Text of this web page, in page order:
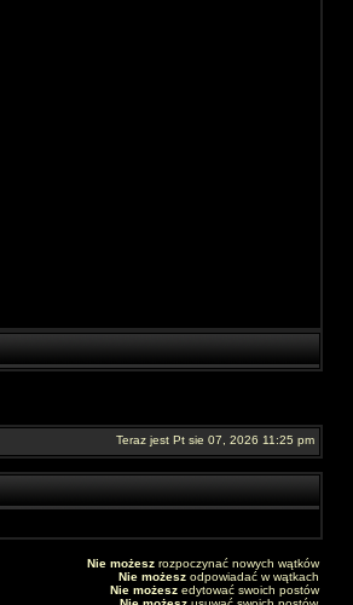
Teraz jest Pt sie 07, 2026 11:25 pm
Nie możesz rozpoczynać nowych wątków
Nie możesz odpowiadać w wątkach
Nie możesz edytować swoich postów